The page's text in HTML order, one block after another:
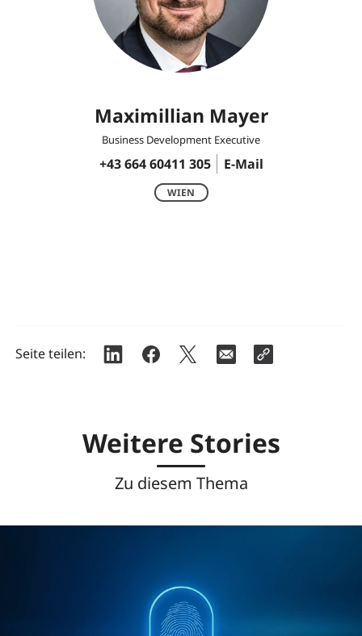
Maximillian Mayer
Business Development Executive
+43 664 60411 305 E-Mail
WIEN
Seite teilen:
Weitere Stories
Zu diesem Thema